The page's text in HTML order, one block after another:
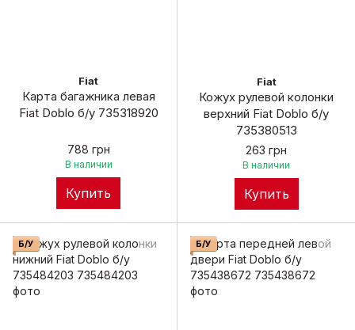
Fiat
Карта багажника левая
Fiat Doblo б/у 735318920
788 грн
В наличии
Купить
Fiat
Кожух рулевой колонки
верхний Fiat Doblo б/у
735380513
263 грн
В наличии
Купить
Б/У Б/У